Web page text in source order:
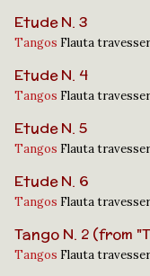
Etude N. 3
Tangos Flauta
Etude N. 4
Tangos Flauta
Etude N. 5
Tangos Flauta
Etude N. 6
Tangos Flauta
Tango N. 2 (from
Tangos Flauta